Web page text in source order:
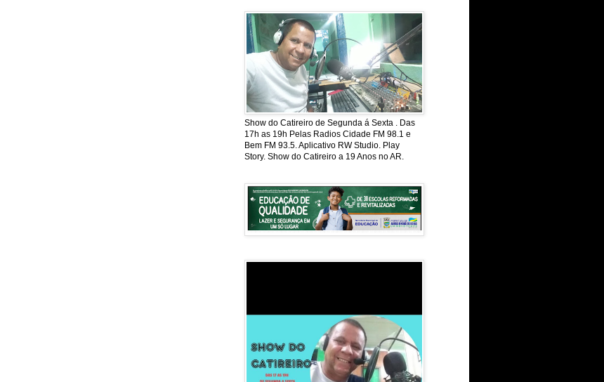
Show do Catireiro de Segunda á Sexta . Das
17h as 19h Pelas Radios Cidade FM 98.1 e
Bem FM 93.5. Aplicativo RW Studio. Play
Story. Show do Catireiro a 19 Anos no AR.